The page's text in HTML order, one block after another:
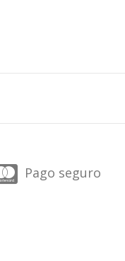
Pago seguro